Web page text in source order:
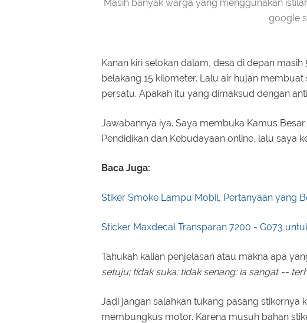
Masih banyak warga yang menggunakan
google
Kanan kiri selokan dalam, desa di depan
belakang 15 kilometer. Lalu air hujan
persatu. Apakah itu yang dimaksud dengan
Jawabannya iya. Saya membuka Kamus
Pendidikan dan Kebudayaan online, lalu saya
Baca Juga:
Stiker Smoke Lampu Mobil, Pertanyaan yang
Sticker Maxdecal Transparan 7200 - G073
Tahukah kalian penjelasan atau makna apa
setuju; tidak suka; tidak senang: ia sangat --
Jadi jangan salahkan tukang pasang stikernya
membungkus motor. Karena musuh bahan